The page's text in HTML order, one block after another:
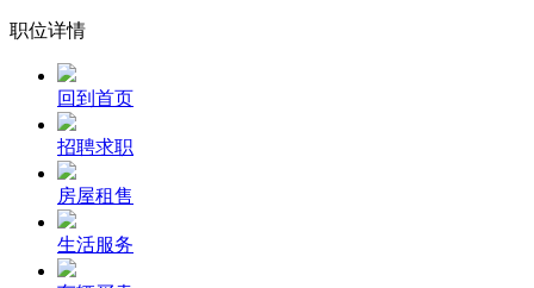
职位详情
回到首页
招聘求职
房屋租售
生活服务